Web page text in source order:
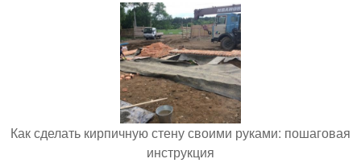
Как сделать кирпичную стену своими руками: пошаговая
инструкция